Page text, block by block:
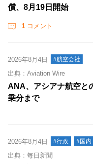
償、8月19日開始
1 コメント
2026年8月4日 #航空会社
出典：Aviation Wire
ANA、アシアナ航空
乗分まで
2026年8月4日 #行政 #国内
出典：毎日新聞